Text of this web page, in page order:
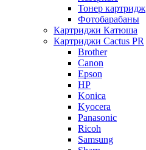
Тонер картридж
Фотобарабаны
Картриджи Катюша
Картриджи Cactus PR
Brother
Canon
Epson
HP
Konica
Kyocera
Panasonic
Ricoh
Samsung